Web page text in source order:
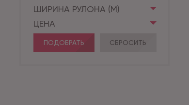
ШИРИНА РУЛОНА (М)
ЦЕНА
ПОДОБРАТЬ СБРОСИТЬ